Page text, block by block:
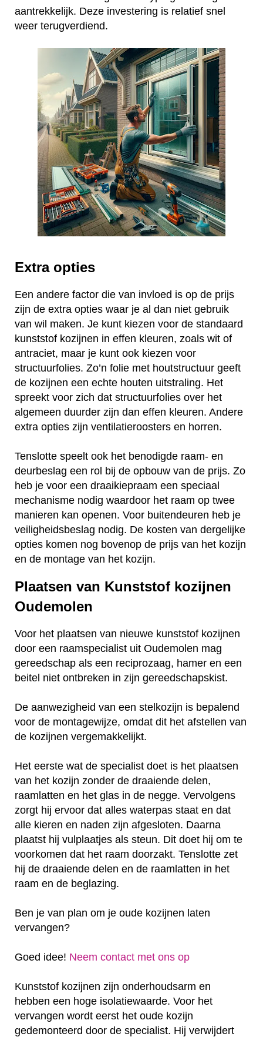
aantrekkelijk. Deze investering is relatief snel
weer terugverdiend.
Extra opties
Een andere factor die van invloed is op de prijs
zijn de extra opties waar je al dan niet gebruik
van wil maken. Je kunt kiezen voor de standaard
kunststof kozijnen in effen kleuren, zoals wit of
antraciet, maar je kunt ook kiezen voor
structuurfolies. Zo’n folie met houtstructuur geeft
de kozijnen een echte houten uitstraling. Het
spreekt voor zich dat structuurfolies over het
algemeen duurder zijn dan effen kleuren. Andere
extra opties zijn ventilatieroosters en horren.
Tenslotte speelt ook het benodigde raam- en
deurbeslag een rol bij de opbouw van de prijs. Zo
heb je voor een draaikiepraam een speciaal
mechanisme nodig waardoor het raam op twee
manieren kan openen. Voor buitendeuren heb je
veiligheidsbeslag nodig. De kosten van dergelijke
opties komen nog bovenop de prijs van het kozijn
en de montage van het kozijn.
Plaatsen van Kunststof kozijnen
Oudemolen
Voor het plaatsen van nieuwe kunststof kozijnen
door een raamspecialist uit Oudemolen mag
gereedschap als een reciprozaag, hamer en een
beitel niet ontbreken in zijn gereedschapskist.
De aanwezigheid van een stelkozijn is bepalend
voor de montagewijze, omdat dit het afstellen van
de kozijnen vergemakkelijkt.
Het eerste wat de specialist doet is het plaatsen
van het kozijn zonder de draaiende delen,
raamlatten en het glas in de negge. Vervolgens
zorgt hij ervoor dat alles waterpas staat en dat
alle kieren en naden zijn afgesloten. Daarna
plaatst hij vulplaatjes als steun. Dit doet hij om te
voorkomen dat het raam doorzakt. Tenslotte zet
hij de draaiende delen en de raamlatten in het
raam en de beglazing.
Ben je van plan om je oude kozijnen laten
vervangen?
Goed idee! Neem contact met ons op
Kunststof kozijnen zijn onderhoudsarm en
hebben een hoge isolatiewaarde. Voor het
vervangen wordt eerst het oude kozijn
gedemonteerd door de specialist. Hij verwijdert